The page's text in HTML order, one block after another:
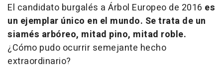
El candidato burgalés a Árbol Europeo de 2016 es
un ejemplar único en el mundo. Se trata de un
siamés arbóreo, mitad pino, mitad roble.
¿Cómo pudo ocurrir semejante hecho
extraordinario?